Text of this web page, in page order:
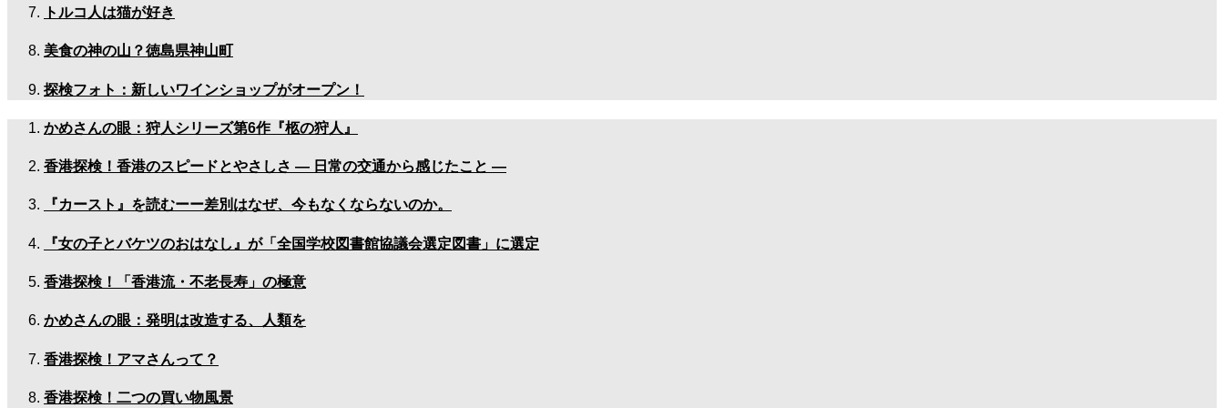
トルコ人は猫が好き
美食の神の山？徳島県神山町
探検フォト：新しいワインショップがオープン！
かめさんの眼：狩人シリーズ第6作『柩の狩人』
香港探検！香港のスピードとやさしさ — 日常の交通から感じたこと —
『カースト』を読むーー差別はなぜ、今もなくならないのか。
『女の子とバケツのおはなし』が「全国学校図書館協議会選定図書」に選定
香港探検！「香港流・不老長寿」の極意
かめさんの眼：発明は改造する、人類を
香港探検！アマさんって？
香港探検！二つの買い物風景